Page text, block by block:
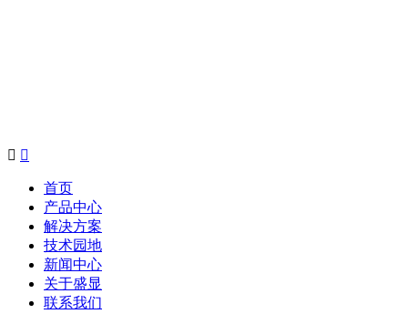
 
首页
产品中心
解决方案
技术园地
新闻中心
关于盛显
联系我们